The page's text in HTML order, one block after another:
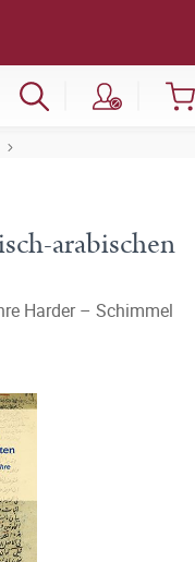
arabischen
Harder – Schimmel